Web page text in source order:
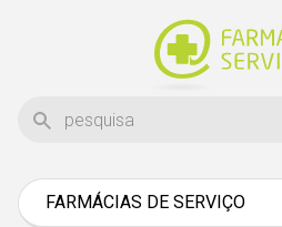
FARMÁCIAS DE SERVIÇO